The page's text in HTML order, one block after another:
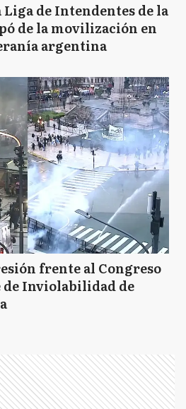
Liga de Intendentes de la
de la movilización en
argentina
frente al Congreso
de Inviolabilidad de